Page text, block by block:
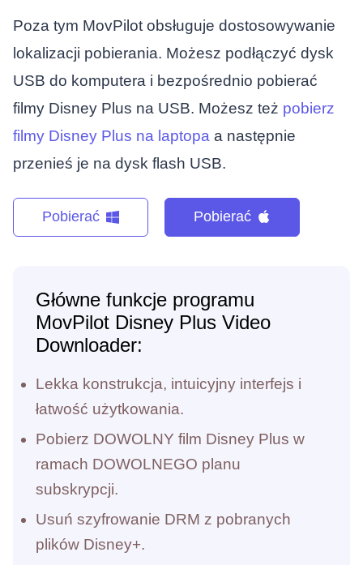
Poza tym MovPilot obsługuje dostosowywanie
lokalizacji pobierania. Możesz podłączyć dysk
USB do komputera i bezpośrednio pobierać
filmy Disney Plus na USB. Możesz też pobierz
filmy Disney Plus na laptopa a następnie
przenieś je na dysk flash USB.
Pobierać Pobierać
Główne funkcje programu
MovPilot Disney Plus Video
Downloader:
Lekka konstrukcja, intuicyjny interfejs i
łatwość użytkowania.
Pobierz DOWOLNY film Disney Plus w
ramach DOWOLNEGO planu
subskrypcji.
Usuń szyfrowanie DRM z pobranych
plików Disney+.